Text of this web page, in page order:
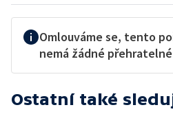
Omlouváme se, tento
nemá žádné
Ostatní také